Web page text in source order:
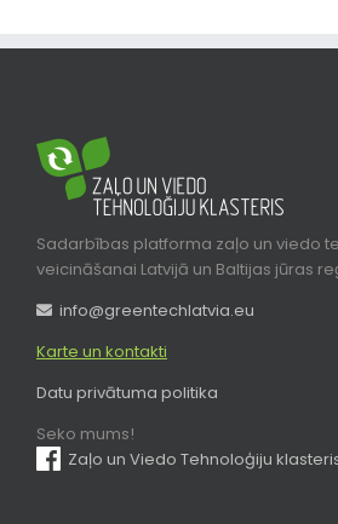
Sadarbības platforma zaļo un viedo
veicināšanai Latvijā un Baltijas jūras
info@greentechlatvia.eu
Karte un kontakti
Datu privātuma politika
Seko mums!
Zaļo un Viedo Tehnoloģiju